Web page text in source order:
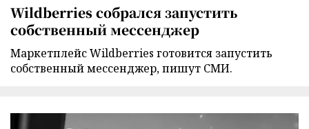
Wildberries собрался запустить
собственный мессенджер
Маркетплейс Wildberries готовится запустить
собственный мессенджер, пишут СМИ.